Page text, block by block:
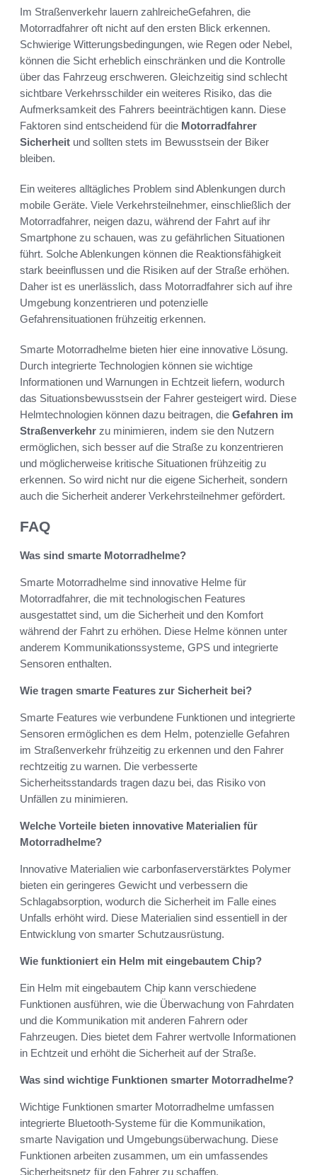
Im Straßenverkehr lauern zahlreicheGefahren, die
Motorradfahrer oft nicht auf den ersten Blick erkennen.
Schwierige Witterungsbedingungen, wie Regen oder Nebel,
können die Sicht erheblich einschränken und die Kontrolle
über das Fahrzeug erschweren. Gleichzeitig sind schlecht
sichtbare Verkehrsschilder ein weiteres Risiko, das die
Aufmerksamkeit des Fahrers beeinträchtigen kann. Diese
Faktoren sind entscheidend für die Motorradfahrer
Sicherheit und sollten stets im Bewusstsein der Biker
bleiben.
Ein weiteres alltägliches Problem sind Ablenkungen durch
mobile Geräte. Viele Verkehrsteilnehmer, einschließlich der
Motorradfahrer, neigen dazu, während der Fahrt auf ihr
Smartphone zu schauen, was zu gefährlichen Situationen
führt. Solche Ablenkungen können die Reaktionsfähigkeit
stark beeinflussen und die Risiken auf der Straße erhöhen.
Daher ist es unerlässlich, dass Motorradfahrer sich auf ihre
Umgebung konzentrieren und potenzielle
Gefahrensituationen frühzeitig erkennen.
Smarte Motorradhelme bieten hier eine innovative Lösung.
Durch integrierte Technologien können sie wichtige
Informationen und Warnungen in Echtzeit liefern, wodurch
das Situationsbewusstsein der Fahrer gesteigert wird. Diese
Helmtechnologien können dazu beitragen, die Gefahren im
Straßenverkehr zu minimieren, indem sie den Nutzern
ermöglichen, sich besser auf die Straße zu konzentrieren
und möglicherweise kritische Situationen frühzeitig zu
erkennen. So wird nicht nur die eigene Sicherheit, sondern
auch die Sicherheit anderer Verkehrsteilnehmer gefördert.
FAQ
Was sind smarte Motorradhelme?
Smarte Motorradhelme sind innovative Helme für
Motorradfahrer, die mit technologischen Features
ausgestattet sind, um die Sicherheit und den Komfort
während der Fahrt zu erhöhen. Diese Helme können unter
anderem Kommunikationssysteme, GPS und integrierte
Sensoren enthalten.
Wie tragen smarte Features zur Sicherheit bei?
Smarte Features wie verbundene Funktionen und integrierte
Sensoren ermöglichen es dem Helm, potenzielle Gefahren
im Straßenverkehr frühzeitig zu erkennen und den Fahrer
rechtzeitig zu warnen. Die verbesserte
Sicherheitsstandards tragen dazu bei, das Risiko von
Unfällen zu minimieren.
Welche Vorteile bieten innovative Materialien für
Motorradhelme?
Innovative Materialien wie carbonfaserverstärktes Polymer
bieten ein geringeres Gewicht und verbessern die
Schlagabsorption, wodurch die Sicherheit im Falle eines
Unfalls erhöht wird. Diese Materialien sind essentiell in der
Entwicklung von smarter Schutzausrüstung.
Wie funktioniert ein Helm mit eingebautem Chip?
Ein Helm mit eingebautem Chip kann verschiedene
Funktionen ausführen, wie die Überwachung von Fahrdaten
und die Kommunikation mit anderen Fahrern oder
Fahrzeugen. Dies bietet dem Fahrer wertvolle Informationen
in Echtzeit und erhöht die Sicherheit auf der Straße.
Was sind wichtige Funktionen smarter Motorradhelme?
Wichtige Funktionen smarter Motorradhelme umfassen
integrierte Bluetooth-Systeme für die Kommunikation,
smarte Navigation und Umgebungsüberwachung. Diese
Funktionen arbeiten zusammen, um ein umfassendes
Sicherheitsnetz für den Fahrer zu schaffen.